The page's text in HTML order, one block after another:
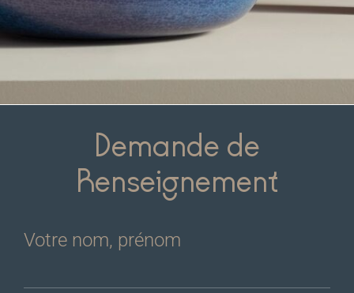
Demande de
Renseignement
Votre nom, prénom